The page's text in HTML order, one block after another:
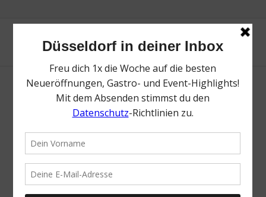
Buechermeile-Credits-Altstadt-Marketing-